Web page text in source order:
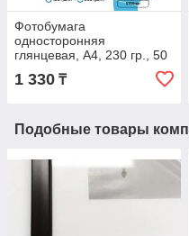
Фотобумага
односторонняя
глянцевая, A4, 230 гр., 50
л., LIDER
1 330 ₸
Подобные товары